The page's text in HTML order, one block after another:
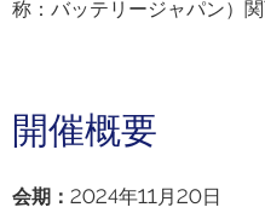
称：バッテリージャパン）関
開催概要
会期 ： 2024年11月20日